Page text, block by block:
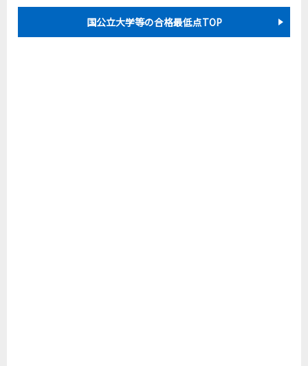
国公立大学等の合格最低点TOP